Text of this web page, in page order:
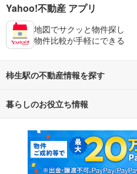
Yahoo!不動産 アプリ
地図でサクッと物件探し
物件比較が手軽にできる
柿生駅の不動産情報を探す
不動産・住宅
新築マンション
新築一戸建て
暮らしのお役立ち情報
マンションカタログ